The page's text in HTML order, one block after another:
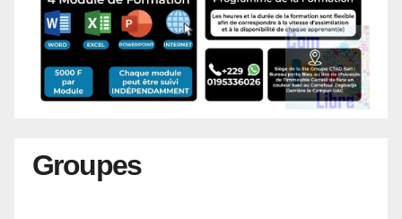
Groupes